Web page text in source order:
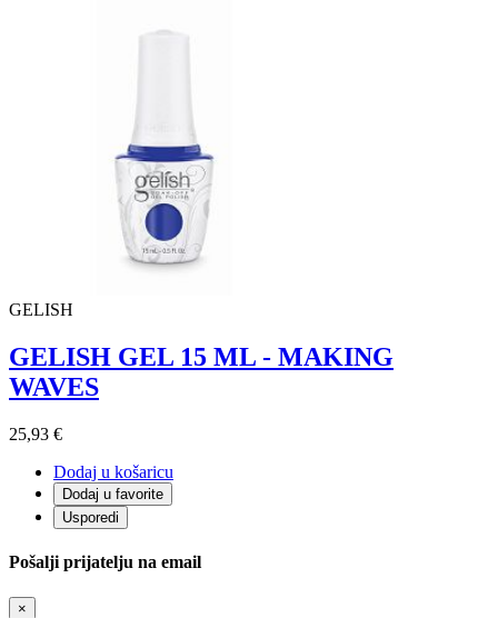
GELISH
GELISH GEL 15 ML - MAKING
WAVES
25,93 €
Dodaj u košaricu
Dodaj u favorite
Usporedi
Pošalji prijatelju na email
×